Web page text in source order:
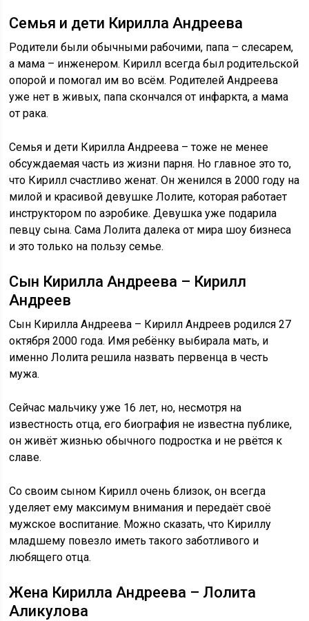
Семья и дети Кирилла Андреева
Родители были обычными рабочими, папа – слесарем,
а мама – инженером. Кирилл всегда был родительской
опорой и помогал им во всём. Родителей Андреева
уже нет в живых, папа скончался от инфаркта, а мама
от рака.
Семья и дети Кирилла Андреева – тоже не менее
обсуждаемая часть из жизни парня. Но главное это то,
что Кирилл счастливо женат. Он женился в 2000 году на
милой и красивой девушке Лолите, которая работает
инструктором по аэробике. Девушка уже подарила
певцу сына. Сама Лолита далека от мира шоу бизнеса
и это только на пользу семье.
Сын Кирилла Андреева – Кирилл
Андреев
Сын Кирилла Андреева – Кирилл Андреев родился 27
октября 2000 года. Имя ребёнку выбирала мать, и
именно Лолита решила назвать первенца в честь
мужа.
Сейчас мальчику уже 16 лет, но, несмотря на
известность отца, его биография не известна публике,
он живёт жизнью обычного подростка и не рвётся к
славе.
Со своим сыном Кирилл очень близок, он всегда
уделяет ему максимум внимания и передаёт своё
мужское воспитание. Можно сказать, что Кириллу
младшему повезло иметь такого заботливого и
любящего отца.
Жена Кирилла Андреева – Лолита
Аликулова